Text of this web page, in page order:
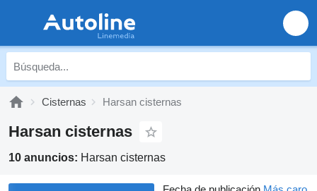
Cisternas Harsan cisternas
Harsan cisternas
10 anuncios: Harsan cisternas